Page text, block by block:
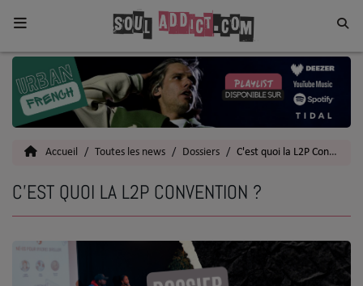
Home
Toutes les News
Actu
Interviews
Accueil Toutes les news Dossiers C'est quoi la L2P Convention ?
C'EST QUOI LA L2P CONVENTION ?